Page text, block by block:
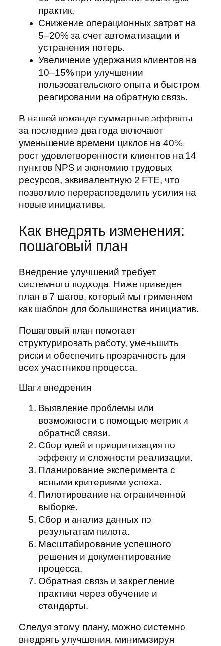
практик.
Снижение операционных затрат на
5–20% за счет автоматизации и
устранения потерь.
Увеличение удержания клиентов на
10–15% при улучшении
пользовательского опыта и быстром
реагировании на обратную связь.
В нашей команде суммарные эффекты
за последние два года включают
уменьшение времени циклов на 40%,
рост удовлетворенности клиентов на 14
пунктов NPS и экономию трудовых
ресурсов, эквивалентную 2 FTE, что
позволило перераспределить усилия на
новые инициативы.
Как внедрять изменения:
пошаговый план
Внедрение улучшений требует
системного подхода. Ниже приведен
план в 7 шагов, который мы применяем
как шаблон для большинства инициатив.
Пошаговый план помогает
структурировать работу, уменьшить
риски и обеспечить прозрачность для
всех участников процесса.
Шаги внедрения
Выявление проблемы или
возможности с помощью метрик и
обратной связи.
Сбор идей и приоритизация по
эффекту и сложности реализации.
Планирование эксперимента с
ясными критериями успеха.
Пилотирование на ограниченной
выборке.
Сбор и анализ данных по
результатам пилота.
Масштабирование успешного
решения и документирование
процесса.
Обратная связь и закрепление
практики через обучение и
стандарты.
Следуя этому плану, можно системно
внедрять улучшения, минимизируя